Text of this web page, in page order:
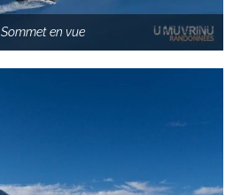
Sommet en vue